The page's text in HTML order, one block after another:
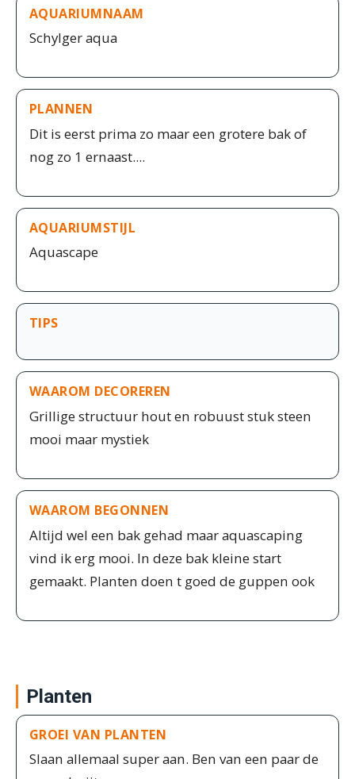
AQUARIUMNAAM
Schylger aqua
PLANNEN
Dit is eerst prima zo maar een grotere bak of
nog zo 1 ernaast....
AQUARIUMSTIJL
Aquascape
TIPS
WAAROM DECOREREN
Grillige structuur hout en robuust stuk steen
mooi maar mystiek
WAAROM BEGONNEN
Altijd wel een bak gehad maar aquascaping
vind ik erg mooi. In deze bak kleine start
gemaakt. Planten doen t goed de guppen ook
Planten
GROEI VAN PLANTEN
Slaan allemaal super aan. Ben van een paar de